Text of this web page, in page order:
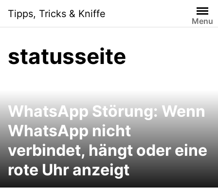
content
Tipps, Tricks & Kniffe
Menu
statusseite
WhatsApp Störung: Wenn
WhatsApp nicht
verbindet, hängt oder eine
rote Uhr anzeigt